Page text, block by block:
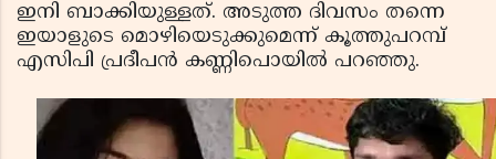
ഇനി ബാക്കിയുള്ളത്. അടുത്ത ദിവസം തന്നെ
ഇയാളുടെ മൊഴിയെടുക്കുമെന്ന് കൂത്തുപറമ്പ്
എസിപി പ്രദീപന്‍ കണ്ണിപൊയില്‍ പറഞ്ഞു.